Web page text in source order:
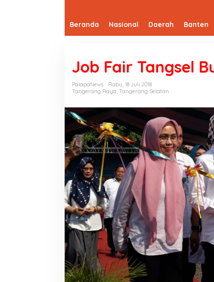
Beranda Nasional Daerah Banten
Job Fair Tangsel
PalapaNews
Rabu, 18 Juli 2018
Tangerang Raya, Tangerang Selatan